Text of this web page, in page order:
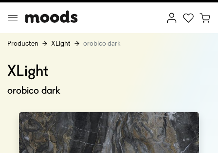
Minimalism
Producten XLight orobico dark
XLight
orobico dark